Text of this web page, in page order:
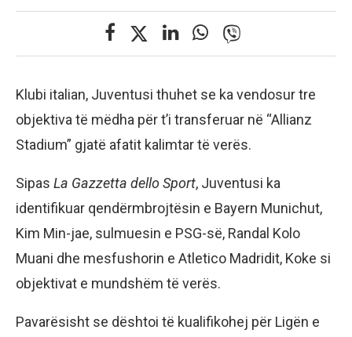
Klubi italian, Juventusi thuhet se ka vendosur tre
objektiva të mëdha për t’i transferuar në “Allianz
Stadium” gjatë afatit kalimtar të verës.
Sipas La Gazzetta dello Sport, Juventusi ka
identifikuar qendërmbrojtësin e Bayern Munichut,
Kim Min-jae, sulmuesin e PSG-së, Randal Kolo
Muani dhe mesfushorin e Atletico Madridit, Koke si
objektivat e mundshëm të verës.
Pavarësisht se dështoi të kualifikohej për Ligën e